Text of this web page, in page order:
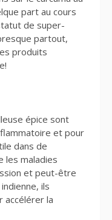
part au cours
de super-
partout,
produits
épice sont
et pour
dans de
les maladies
et peut-être
ils
accélérer la